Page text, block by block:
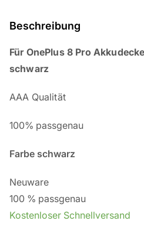
Beschreibung
Für OnePlus 8 Pro
schwarz
AAA Qualität
100% passgenau
Farbe schwarz
Neuware
100 % passgenau
Kostenloser Schnellversand